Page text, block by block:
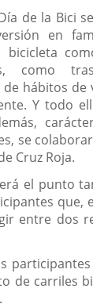
de la Bici
en
como
hábitos de
Y todo
se
Cruz Roja.
el punto
que,
entre dos
de carriles